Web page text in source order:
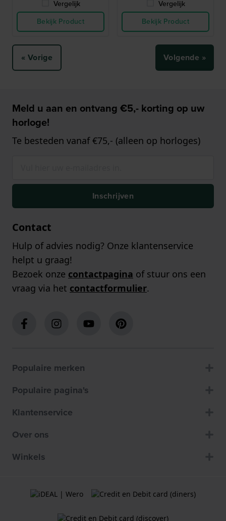
Vergelijk
Bekijk Product
Vergelijk
Bekijk Product
« Vorige Volgende »
Meld u aan en ontvang €5,- korting op uw
horloge!
Te besteden vanaf €75,- (alleen op horloges)
Inschrijven
Contact
Hulp of advies nodig? Onze klantenservice
helpt u graag!
Bezoek onze contactpagina of stuur ons een
vraag via het contactformulier.
Populaire merken
Populaire pagina's
Klantenservice
Over ons
Winkels